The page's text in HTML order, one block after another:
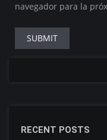
navegador para la
RECENT POSTS